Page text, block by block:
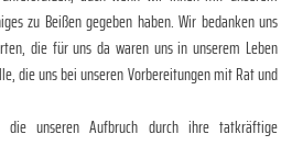
zu Beißen gegeben haben. Wir bedanken uns
die für uns da waren uns in unserem Leben
die uns bei unseren Vorbereitungen mit Rat und
unseren Aufbruch durch ihre tatkräftige